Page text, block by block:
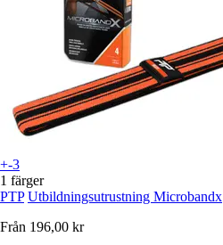
+-3
1 färger
PTP Utbildningsutrustning Microbandx
Från 196,00 kr